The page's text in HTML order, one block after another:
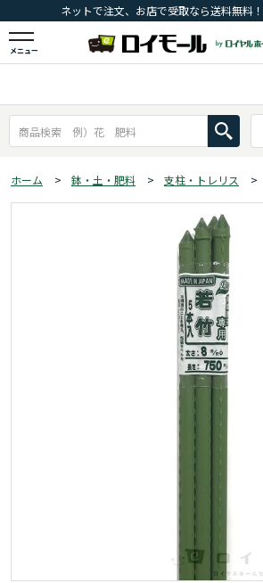
ネットで注文、お店で受取なら送料無料
メニュー
ホーム > 鉢・土・肥料 > 支柱・トレリス >